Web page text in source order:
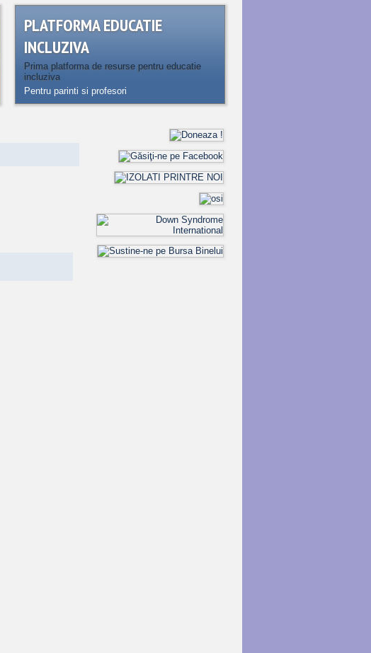
PLATFORMA EDUCATIE
INCLUZIVA
Prima platforma de resurse pentru educatie
incluziva
Pentru parinti si profesori